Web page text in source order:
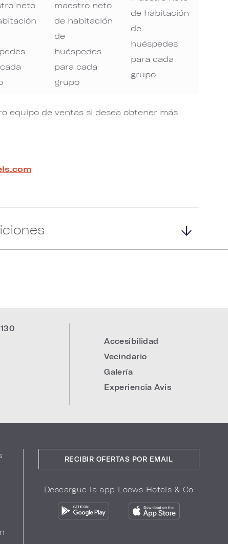
neto
maestro neto
de habitación
de
huéspedes
para cada
grupo
de habitación
de
huéspedes
para cada
grupo
equipo de ventas si desea obtener más
Accesibilidad
Vecindario
Galería
Experiencia Avis
RECIBIR OFERTAS POR EMAIL
Descargue la app Loews Hotels & Co